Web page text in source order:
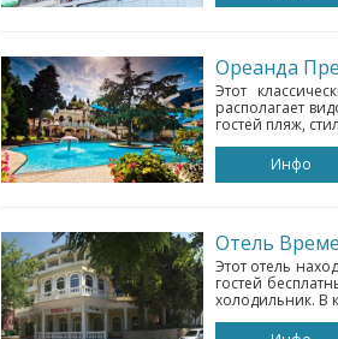
Ореанда
Этот
располагает
гостей пляж,
Инфо
Отель
Этот отель
гостей
холодильник. В